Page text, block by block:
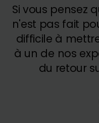
Si vous pensez
n'est pas fait
difficile à
à un de nos
du retour